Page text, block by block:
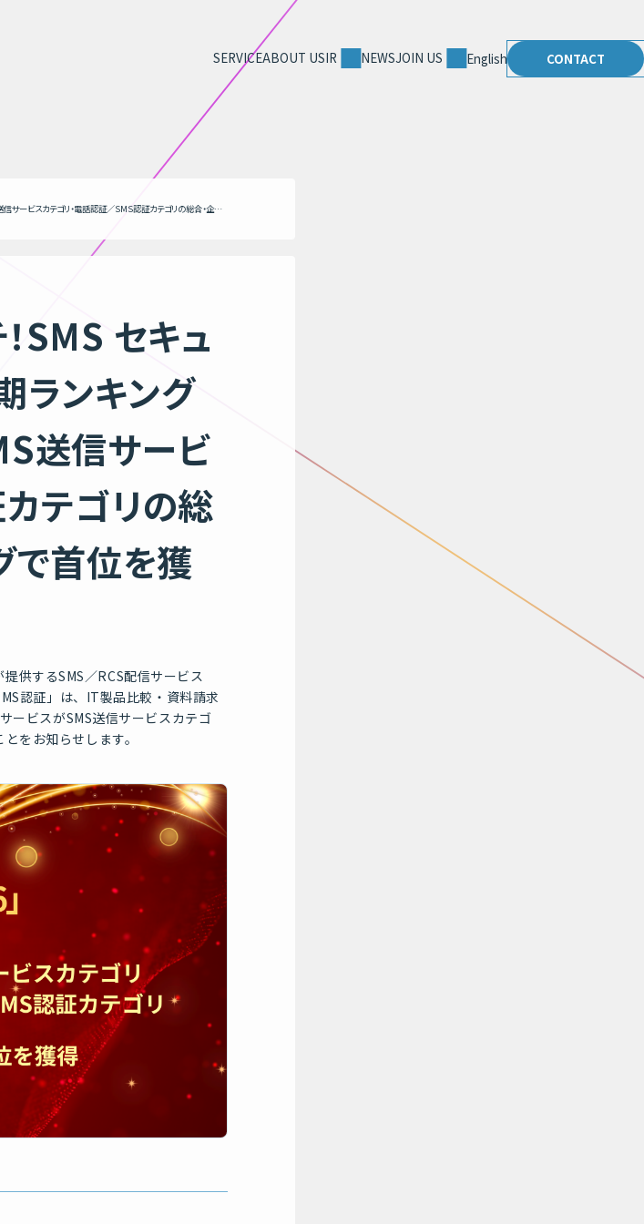
SERVICEABOUT USIR NEWSJOIN US English CONTACT
「絶対リーチ！RCS」と「絶対リーチ！SMS セキュアSMS認証」が「ITトレンド 上半期ランキング2026」で計7部門1位を獲得〜SMS送信サービスカテゴリ・電話認証／SMS認証カテゴリの総合・企業規模別・急上昇ランキングで首位を獲得〜
SMS セキュ
ランキング
送信サービ
テゴリの総
で首位を獲
供するSMS／RCS配信サービス
認証」は、IT製品比較・資料請求
ービスがSMS送信サービスカテゴ
をお知らせします。